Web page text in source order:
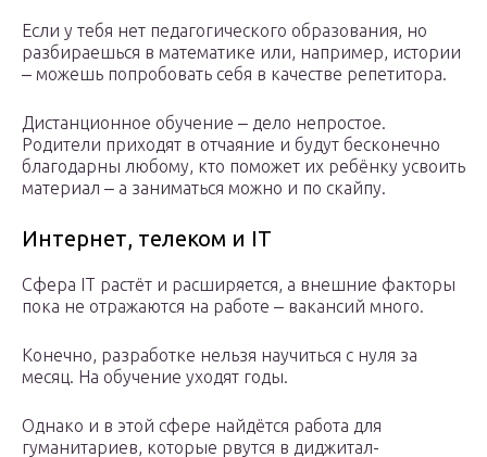
Если у тебя нет педагогического образования, но
разбираешься в математике или, например, истории
‒ можешь попробовать себя в качестве репетитора.
Дистанционное обучение ‒ дело непростое.
Родители приходят в отчаяние и будут бесконечно
благодарны любому, кто поможет их ребёнку усвоить
материал ‒ а заниматься можно и по скайпу.
Интернет, телеком и IT
Сфера IT растёт и расширяется, а внешние факторы
пока не отражаются на работе ‒ вакансий много.
Конечно, разработке нельзя научиться с нуля за
месяц. На обучение уходят годы.
Однако и в этой сфере найдётся работа для
гуманитариев, которые рвутся в диджитал-